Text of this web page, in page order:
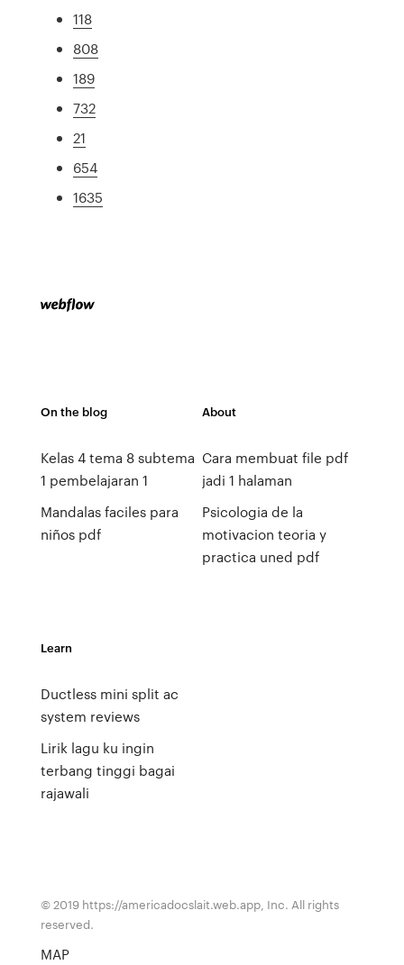
118
808
189
732
21
654
1635
On the blog
Kelas 4 tema 8 subtema
1 pembelajaran 1
Mandalas faciles para
niños pdf
About
Cara membuat file pdf
jadi 1 halaman
Psicologia de la
motivacion teoria y
practica uned pdf
Learn
Ductless mini split ac
system reviews
Lirik lagu ku ingin
terbang tinggi bagai
rajawali
© 2019 https://americadocslait.web.app, Inc. All rights
reserved.
MAP